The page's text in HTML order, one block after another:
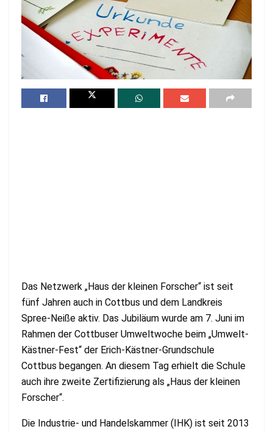
Das Netzwerk „Haus der kleinen Forscher“ ist seit
fünf Jahren auch in Cottbus und dem Landkreis
Spree-Neiße aktiv. Das Jubiläum wurde am 7. Juni im
Rahmen der Cottbuser Umweltwoche beim „Umwelt-
Kästner-Fest“ der Erich-Kästner-Grundschule
Cottbus begangen. An diesem Tag erhielt die Schule
auch ihre zweite Zertifizierung als „Haus der kleinen
Forscher“.
Die Industrie- und Handelskammer (IHK) ist seit 2013